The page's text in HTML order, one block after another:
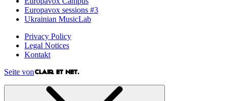
Europavox sessions #3
Ukrainian MusicLab
Privacy Policy
Legal Notices
Kontakt
Seite von